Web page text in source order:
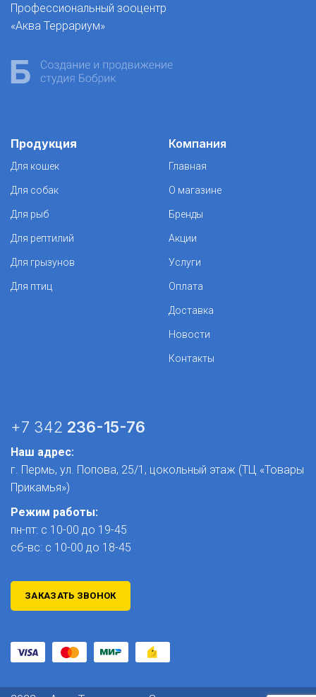
Профессиональный зооцентр
«Аква Террариум»
Продукция
Для кошек
Для собак
Для рыб
Для рептилий
Для грызунов
Для птиц
Компания
Главная
О магазине
Бренды
Акции
Услуги
Оплата
Доставка
Новости
Контакты
+7 342 236-15-76
Наш адрес:
г. Пермь, ул. Попова, 25/1​, цокольный этаж (ТЦ «Товары
Прикамья»)
Режим работы:
пн-пт: с 10-00 до 19-45
сб-вс: с 10-00 до 18-45
ЗАКАЗАТЬ ЗВОНОК